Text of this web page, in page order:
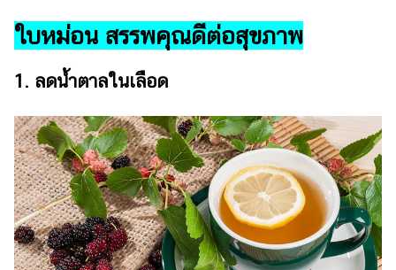
มือ
ถือ
ราคา
ทอง
ราคา
น้ำมัน
วา
ไร
ตี้
ใบหม่อน สรรพคุณดีต่อสุขภาพ
1. ลดน้ำตาลในเลือด